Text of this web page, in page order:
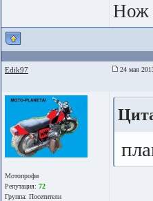
Нож
Edik97 24 мая
Мотопрофи
Репутация: 72
Группа: Посетители